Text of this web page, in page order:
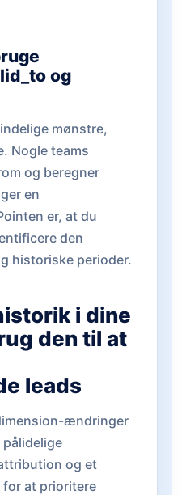
og
mønstre,
Nogle teams
og beregner
en
er, at du
den
historiske perioder.
i dine
den til at
leads
ændringer
og et
at prioritere